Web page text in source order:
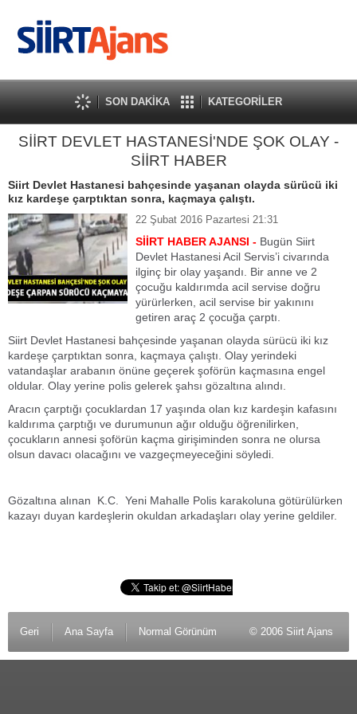
SON DAKİKA KATEGORİLER
SİİRT DEVLET HASTANESİ'NDE ŞOK OLAY -
SİİRT HABER
Siirt Devlet Hastanesi bahçesinde yaşanan olayda sürücü iki
kız kardeşe çarptıktan sonra, kaçmaya çalıştı.
22 Şubat 2016 Pazartesi 21:31
SİİRT HABER AJANSI - Bugün Siirt
Devlet Hastanesi Acil Servis’i civarında
ilginç bir olay yaşandı. Bir anne ve 2
çocuğu kaldırımda acil servise doğru
yürürlerken, acil servise bir yakınını
getiren araç 2 çocuğa çarptı.
Siirt Devlet Hastanesi bahçesinde yaşanan olayda sürücü iki kız
kardeşe çarptıktan sonra, kaçmaya çalıştı. Olay yerindeki
vatandaşlar arabanın önüne geçerek şoförün kaçmasına engel
oldular. Olay yerine polis gelerek şahsı gözaltına alındı.
Aracın çarptığı çocuklardan 17 yaşında olan kız kardeşin kafasını
kaldırıma çarptığı ve durumunun ağır olduğu öğrenilirken,
çocukların annesi şoförün kaçma girişiminden sonra ne olursa
olsun davacı olacağını ve vazgeçmeyeceğini söyledi.
Gözaltına alınan K.C. Yeni Mahalle Polis karakoluna götürülürken
kazayı duyan kardeşlerin okuldan arkadaşları olay yerine geldiler.
Geri Ana Sayfa Normal Görünüm © 2006 Siirt Ajans